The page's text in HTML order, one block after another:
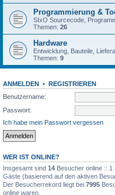
Programmierung &
SIxO Sourcecode,
Themen: 26
Hardware
Entwicklung, Bauteile,
Themen: 9
ANMELDEN • REGISTRIEREN
Benutzername:
Passwort:
Ich habe mein Passwort vergessen
WER IST ONLINE?
Insgesamt sind 14 Besucher online ::
Gäste (basierend auf den aktiven
Der Besucherrekord liegt bei 7995
online waren.